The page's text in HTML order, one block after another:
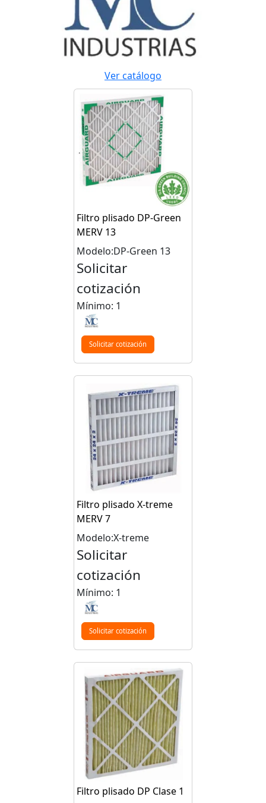
Ver catálogo
Filtro plisado DP-Green
MERV 13
Modelo:DP-Green 13
Solicitar
cotización
Mínimo: 1
Solicitar cotización
Filtro plisado X-treme
MERV 7
Modelo:X-treme
Solicitar
cotización
Mínimo: 1
Solicitar cotización
Filtro plisado DP Clase 1